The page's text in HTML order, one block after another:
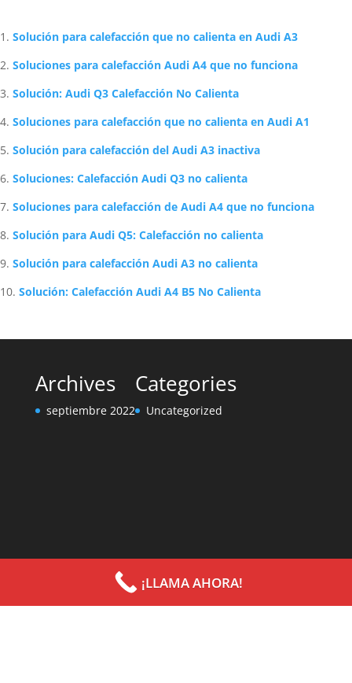
Solución para calefacción que no calienta en Audi A3
Soluciones para calefacción Audi A4 que no funciona
Solución: Audi Q3 Calefacción No Calienta
Soluciones para calefacción que no calienta en Audi A1
Solución para calefacción del Audi A3 inactiva
Soluciones: Calefacción Audi Q3 no calienta
Soluciones para calefacción de Audi A4 que no funciona
Solución para Audi Q5: Calefacción no calienta
Solución para calefacción Audi A3 no calienta
Solución: Calefacción Audi A4 B5 No Calienta
Archives
septiembre 2022
Categories
Uncategorized
¡LLAMA AHORA!